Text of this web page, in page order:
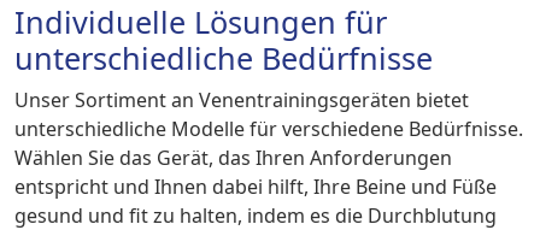
Individuelle Lösungen für
unterschiedliche Bedürfnisse
Unser Sortiment an Venentrainingsgeräten bietet
unterschiedliche Modelle für verschiedene Bedürfnisse.
Wählen Sie das Gerät, das Ihren Anforderungen
entspricht und Ihnen dabei hilft, Ihre Beine und Füße
gesund und fit zu halten, indem es die Durchblutung